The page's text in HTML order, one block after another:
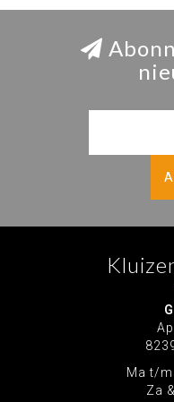
Ma t/m
Za